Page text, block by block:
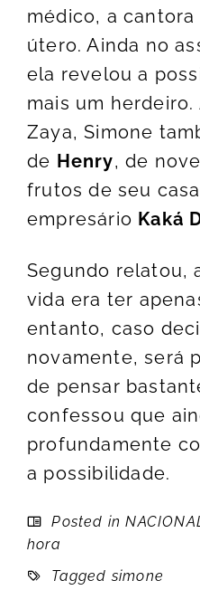
médico, a
útero. Ainda no
ela revelou a
mais um
Zaya, Simone
de Henry, de
frutos de seu
empresário Kaká
Segundo relatou,
vida era ter
entanto, caso
novamente, será
de pensar
confessou que
profundamente
a possibilidade.
Posted in
hora
Taggedsimone